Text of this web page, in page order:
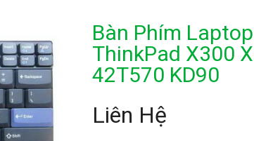
Bàn Phím
ThinkPad X300
42T570 KD90
Liên Hệ